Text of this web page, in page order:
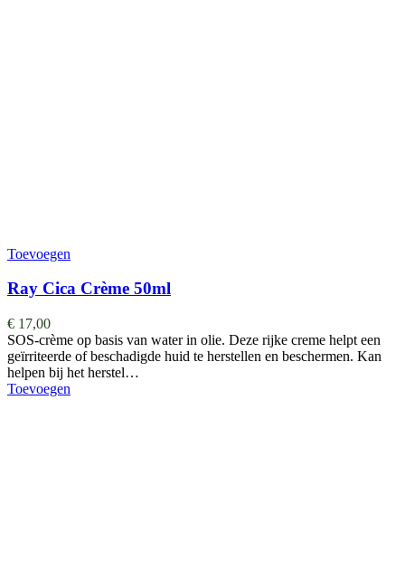
Toevoegen
Ray Cica Crème 50ml
€ 17,00
SOS-crème op basis van water in olie. Deze rijke creme helpt een
geïrriteerde of beschadigde huid te herstellen en beschermen. Kan
helpen bij het herstel…
Toevoegen